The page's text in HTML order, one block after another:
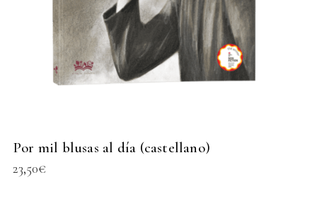
Por mil blusas al día (castellano)
23,50€